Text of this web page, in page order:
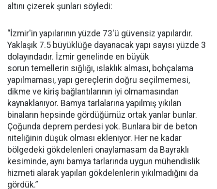
altını çizerek şunları söyledi:
“İzmir'in yapılarının yüzde 73'ü güvensiz yapılardır.
Yaklaşık 7.5 büyüklüğe dayanacak yapı sayısı yüzde 3
dolayındadır. İzmir genelinde en büyük
sorun temellerin sığlığı, ıslaklık alması, bohçalama
yapılmaması, yapı gereçlerin doğru seçilmemesi,
dikme ve kiriş bağlantılarının iyi olmamasından
kaynaklanıyor. Bamya tarlalarına yapılmış yıkılan
binaların hepsinde gördüğümüz ortak yanlar bunlar.
Çoğunda deprem perdesi yok. Bunlara bir de beton
niteliğinin düşük olması ekleniyor. Her ne kadar
bölgedeki gökdelenleri onaylamasam da Bayraklı
kesiminde, aynı bamya tarlarında uygun mühendislik
hizmeti alarak yapılan gökdelenlerin yıkılmadığını da
gördük.”